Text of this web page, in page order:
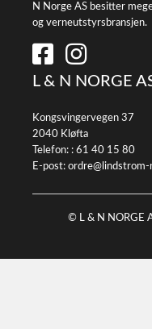
N Norge AS besitter
og verneutstyrsbransjen.
L & N NORGE
Kongsvingervegen 37
2040 Kløfta
Telefon: : 61 40 15 80
E-post: ordre@lindstrom-
© L & N NORGE